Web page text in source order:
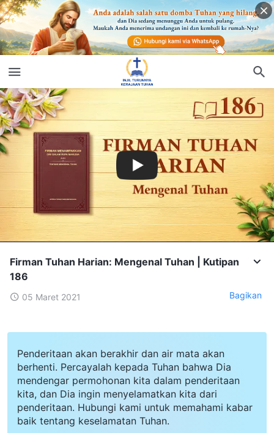
Firman Tuhan Harian: Mengenal Tuhan | Kutipan
186
05 Maret 2021 Bagikan
Penderitaan akan berakhir dan air mata akan
berhenti. Percayalah kepada Tuhan bahwa Dia
mendengar permohonan kita dalam penderitaan
kita, dan Dia ingin menyelamatkan kita dari
penderitaan. Hubungi kami untuk memahami kabar
baik tentang keselamatan Tuhan.